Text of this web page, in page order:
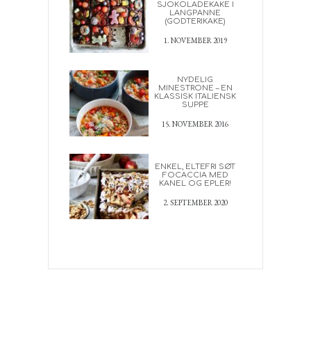
SJOKOLADEKAKE I
LANGPANNE
(GODTERIKAKE)
1. NOVEMBER 2019
NYDELIG
MINESTRONE – EN
KLASSISK ITALIENSK
SUPPE
15. NOVEMBER 2016
ENKEL, ELTEFRI SØT
FOCACCIA MED
KANEL OG EPLER!
2. SEPTEMBER 2020